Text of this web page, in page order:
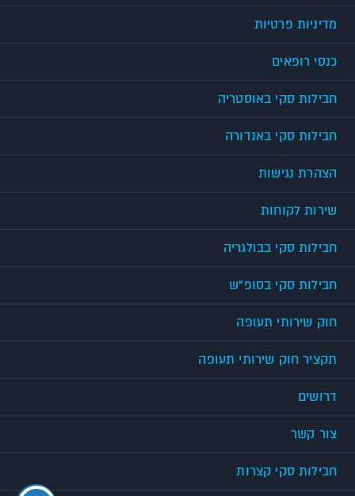
מדיניות פרטיות
כנסי רופאים
חבילות סקי באוסטריה
חבילות סקי באנדורה
הצהרת נגישות
שירות לקוחות
חבילות סקי בבולגריה
חבילות סקי בסופ"ש
חוק שירותי תעופה
תקציר חוק שירותי תעופה
דרושים
צור קשר
חבילות סקי קצרות